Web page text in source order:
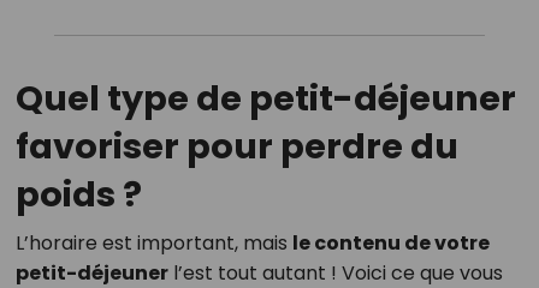
Quel type de petit-déjeuner
favoriser pour perdre du
poids ?
L’horaire est important, mais le contenu de votre
petit-déjeunerl’est tout autant ! Voici ce que vous